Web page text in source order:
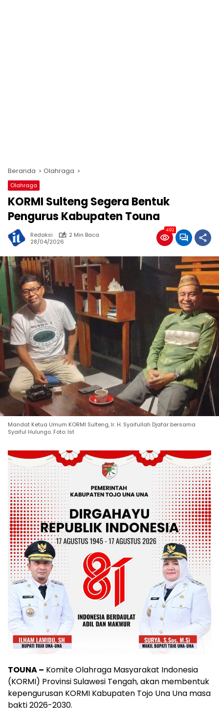
Beranda Olahraga
Olahraga
KORMI Sulteng Segera Bentuk
Pengurus Kabupaten Touna
Redaksi
2 Min Baca
28/04/2026
492
Mandat Ketua Umum KORMI Sulteng, Ir. H. Syaifullah Djafar bersama
Syaiful Hulungo. Foto: Ist
TOUNA – Komite Olahraga Masyarakat Indonesia
(KORMI) Provinsi Sulawesi Tengah, akan membentuk
kepengurusan KORMI Kabupaten Tojo Una Una masa
bakti 2026-2030.